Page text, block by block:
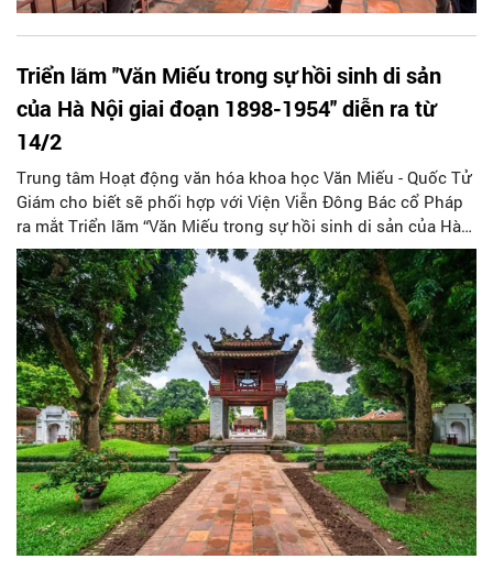
Triển lãm ''Văn Miếu trong sự hồi sinh di sản
của Hà Nội giai đoạn 1898-1954'' diễn ra từ
14/2
Trung tâm Hoạt động văn hóa khoa học Văn Miếu - Quốc Tử
Giám cho biết sẽ phối hợp với Viện Viễn Đông Bác cổ Pháp
ra mắt Triển lãm “Văn Miếu trong sự hồi sinh di sản của Hà
Nội giai đoạn 1898-1954”. Triển lãm diễn ra tại Tiền đường
nhà Thái Học - Di tích quốc gia đặc biệt Văn Miếu - Quốc Tử
Giám vào ngày 14/2 tới.